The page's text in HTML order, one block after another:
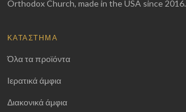
Orthodox Church, made in the USA since 2016.
ΚΑΤΆΣΤΗΜΑ
Όλα τα προϊόντα
Ιερατικά άμφια
Διακονικά άμφια